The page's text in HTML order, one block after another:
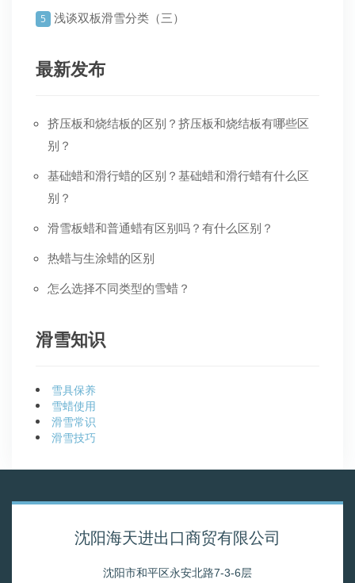
5 浅谈双板滑雪分类（三）
最新发布
挤压板和烧结板的区别？挤压板和烧结板有哪些区
别？
基础蜡和滑行蜡的区别？基础蜡和滑行蜡有什么区
别？
滑雪板蜡和普通蜡有区别吗？有什么区别？
热蜡与生涂蜡的区别
怎么选择不同类型的雪蜡？
滑雪知识
雪具保养
雪蜡使用
滑雪常识
滑雪技巧
沈阳海天进出口商贸有限公司
沈阳市和平区永安北路7-3-6层